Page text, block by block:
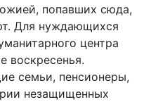
попавших сюда,
Для нуждающихся
центра
воскресенья.
семьи, пенсионеры,
незащищенных